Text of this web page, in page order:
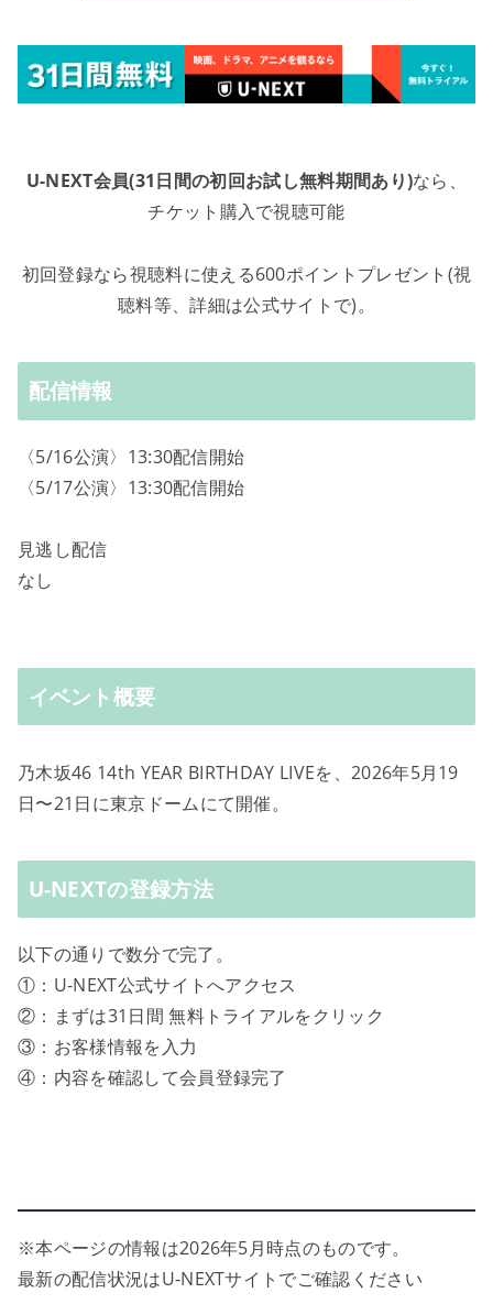
U-NEXT会員(31日間の初回お試し無料期間あり)なら、
チケット購入で視聴可能
初回登録なら視聴料に使える600ポイントプレゼント(視
聴料等、詳細は公式サイトで)。
配信情報
〈5/16公演〉13:30配信開始
〈5/17公演〉13:30配信開始
見逃し配信
なし
イベント概要
乃木坂46 14th YEAR BIRTHDAY LIVEを、2026年5月19
日〜21日に東京ドームにて開催。
U-NEXTの登録方法
以下の通りで数分で完了。
①：U-NEXT公式サイトへアクセス
②：まずは31日間 無料トライアルをクリック
③：お客様情報を入力
④：内容を確認して会員登録完了
※本ページの情報は2026年5月時点のものです。
最新の配信状況はU-NEXTサイトでご確認ください